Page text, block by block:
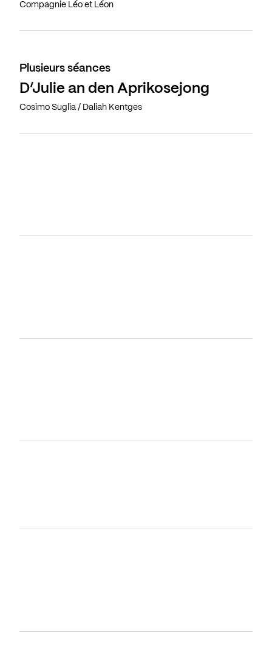
Compagnie Léo et Léon
Plusieurs séances
D’Julie an den Aprikosejong
Cosimo Suglia / Daliah Kentges